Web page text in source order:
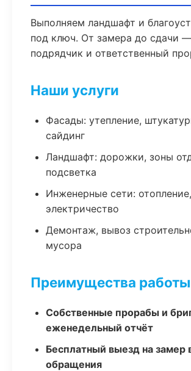
Выполняем ландшафт и
под ключ. От замера до сдачи
подрядчик и ответственный
Наши услуги
Фасады: утепление,
сайдинг
Ландшафт: дорожки, зоны
подсветка
Инженерные сети:
электричество
Демонтаж, вывоз
мусора
Преимущества
Собственные прорабы и
еженедельный отчёт
Бесплатный выезд на замер
обращения